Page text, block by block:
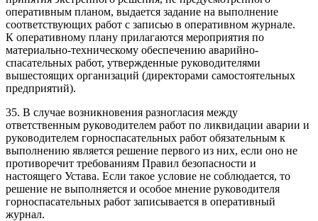
оперативным планом, выдается задание на выполнение
соответствующих работ с записью в оперативном журнале.
К оперативному плану прилагаются мероприятия по
материально-техническому обеспечению аварийно-
спасательных работ, утвержденные руководителями
вышестоящих организаций (директорами самостоятельных
предприятий).
35. В случае возникновения разногласия между
ответственным руководителем работ по ликвидации аварии и
руководителем горноспасательных работ обязательным к
выполнению является решение первого из них, если оно не
противоречит требованиям Правил безопасности и
настоящего Устава. Если такое условие не соблюдается, то
решение не выполняется и особое мнение руководителя
горноспасательных работ записывается в оперативный
журнал.